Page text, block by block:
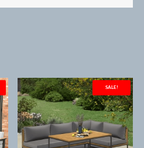
SALE!